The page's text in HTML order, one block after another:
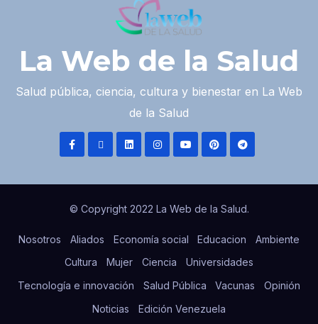
La Web de la Salud
Salud pública, ciencia, cultura y bienestar en La Web
de la Salud
© Copyright 2022 La Web de la Salud.
Nosotros Aliados Economía social Educacion
Ambiente
Cultura
Mujer Ciencia
Universidades
Tecnología e innovación
Salud Pública Vacunas
Opinión
Noticias
Edición Venezuela